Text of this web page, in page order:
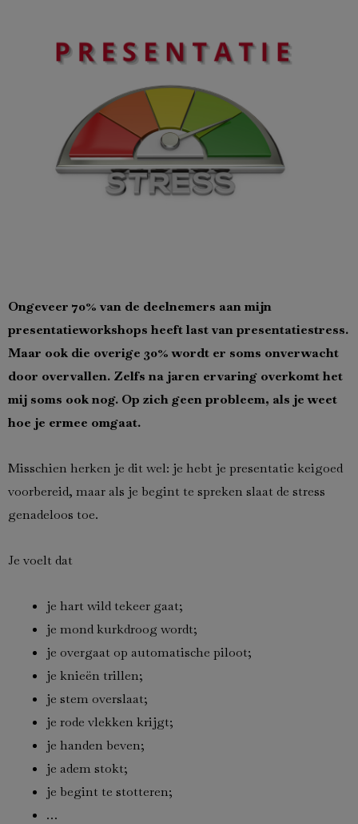
Ongeveer 70% van de deelnemers aan mijn
presentatieworkshops heeft last van presentatiestress.
Maar ook die overige 30% wordt er soms onverwacht
door overvallen. Zelfs na jaren ervaring overkomt het
mij soms ook nog. Op zich geen probleem, als je weet
hoe je ermee omgaat.
Misschien herken je dit wel: je hebt je presentatie keigoed
voorbereid, maar als je begint te spreken slaat de stress
genadeloos toe.
Je voelt dat
je hart wild tekeer gaat;
je mond kurkdroog wordt;
je overgaat op automatische piloot;
je knieën trillen;
je stem overslaat;
je rode vlekken krijgt;
je handen beven;
je adem stokt;
je begint te stotteren;
…